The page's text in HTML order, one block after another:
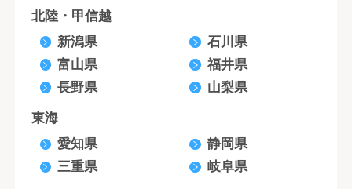
北陸・甲信越
新潟県
石川県
富山県
福井県
長野県
山梨県
東海
愛知県
静岡県
三重県
岐阜県